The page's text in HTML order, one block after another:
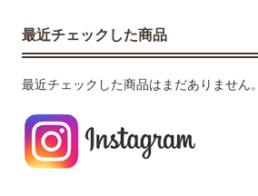
最近チェックした商品
最近チェックした商品はまだありません。